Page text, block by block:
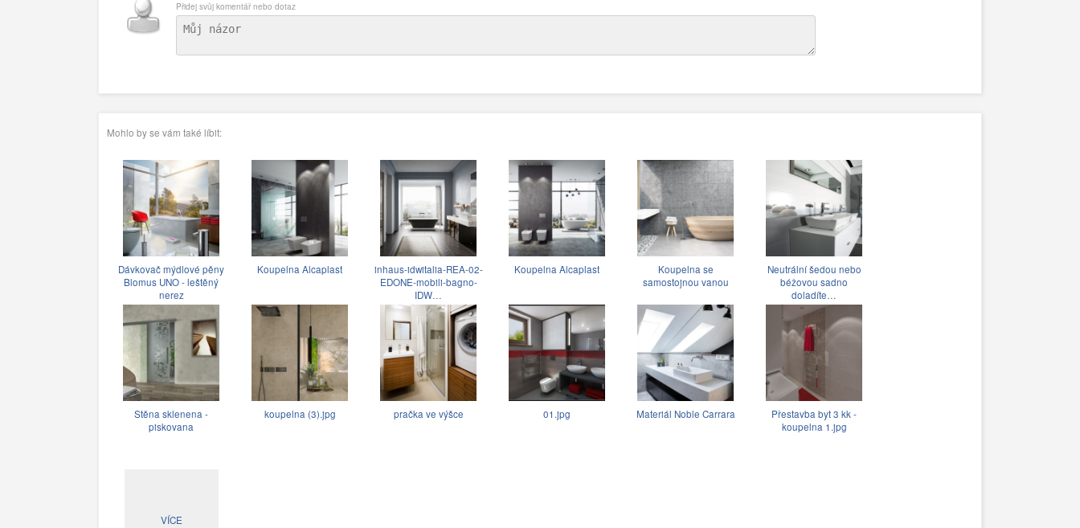
Přidej svůj komentář nebo dotaz
Mohlo by se vám také líbit:
Dávkovač mýdlové pěny
Blomus UNO - leštěný
nerez
Koupelna Alcaplast
inhaus-idwitalia-REA-02-
EDONE-mobili-bagno-
IDW…
Koupelna Alcaplast
Koupelna se
samostojnou vanou
Neutrální šedou nebo
béžovou sadno
doladíte…
Stěna sklenena -
piskovana
koupelna (3).jpg pračka ve výšce 01.jpg Materiál Noble Carrara
Přestavba byt 3 kk -
koupelna 1.jpg
VÍCE